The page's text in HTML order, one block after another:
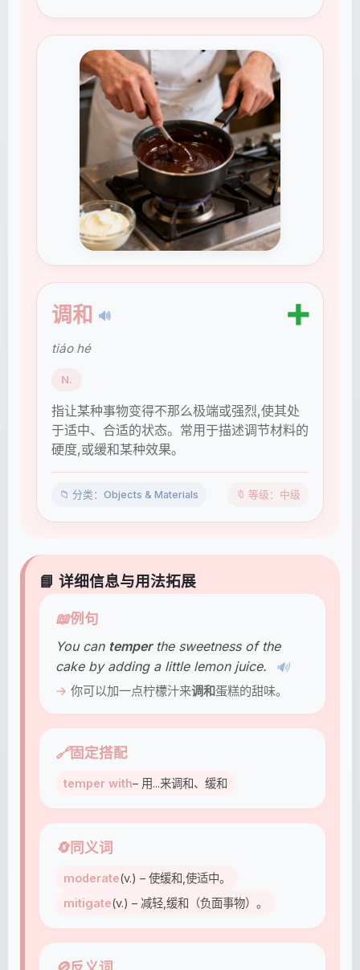
调和 🔊 ➕
tiáo hé
N.
指让某种事物变得不那么极端或强烈,使其处
于适中、合适的状态。常用于描述调节材料的
硬度,或缓和某种效果。
📁 分类：Objects & Materials 🔖 等级：中级
📘 详细信息与用法拓展
📖例句
You can temperthe sweetness of the
cake by adding a little lemon juice.
🔊
你可以加一点柠檬汁来调和蛋糕的甜味。
🔗固定搭配
temper with– 用...来调和、缓和
🔄同义词
moderate(v.) – 使缓和,使适中。
mitigate(v.) – 减轻,缓和（负面事物）。